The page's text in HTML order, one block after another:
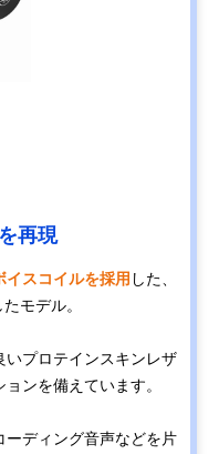
再現
イスコイルを採用 した、
モデル。
いプロテインスキンレザ
ンを備えています。
ーディング音声などを片